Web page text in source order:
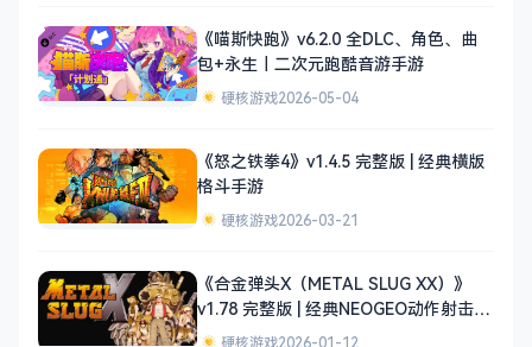
《喵斯快跑》v6.2.0 全DLC、角色、曲
包+永生｜二次元跑酷音游手游
硬核游戏2026-05-04
《怒之铁拳4》v1.4.5 完整版 | 经典横版
格斗手游
硬核游戏2026-03-21
《合金弹头X（METAL SLUG XX）》
v1.78 完整版 | 经典NEOGEO动作射击手
游 硬核游戏2026-01-12